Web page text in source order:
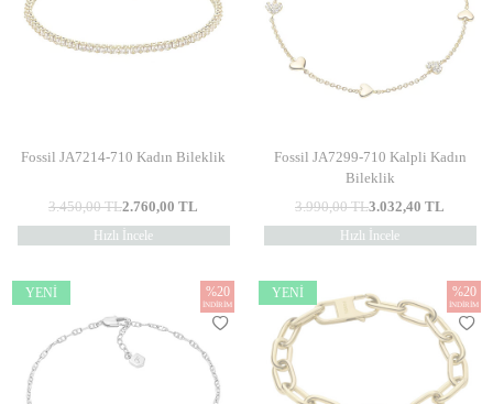
Fossil JA7214-710 Kadın Bileklik
3.450,00TL2.760,00 TL
Hızlı İncele
Fossil JA7299-710 Kalpli Kadın
Bileklik
3.990,00TL3.032,40 TL
Hızlı İncele
YENI %20
İNDIRIM
YENI %20
İNDIRIM